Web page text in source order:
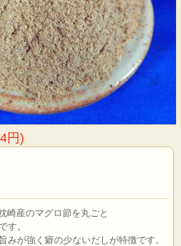
円)
崎産のマグロ節を丸ごと
す。
みが強く癖の少ないだしが特徴です。